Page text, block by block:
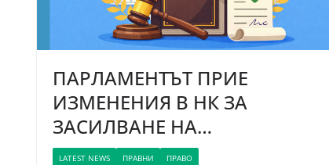
ПАРЛАМЕНТЪТ ПРИЕ
ИЗМЕНЕНИЯ В НК ЗА
ЗАСИЛВАНЕ НА…
LATEST NEWS ПРАВНИ ПРАВО